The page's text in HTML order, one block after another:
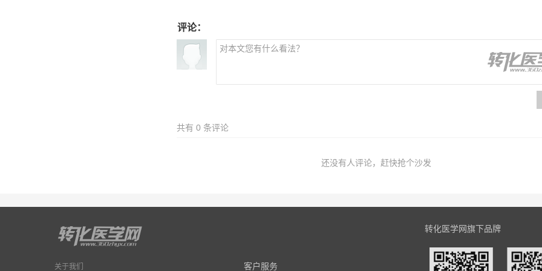
评论：
共有 0 条评论
还没有人评论，赶快抢个沙发
关于我们 客户服务
转化医学网旗下品牌